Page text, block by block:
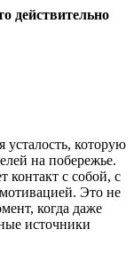
действительно
которую
на побережье.
контакт с собой, с
Это не
когда даже
источники